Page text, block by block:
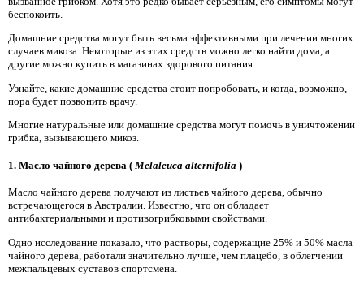
беспокоить.
Домашние средства могут быть весьма эффективными при лечении многих
случаев микоза. Некоторые из этих средств можно легко найти дома, а
другие можно купить в магазинах здорового питания.
Узнайте, какие домашние средства стоит попробовать, и когда, возможно,
пора будет позвонить врачу.
Многие натуральные или домашние средства могут помочь в уничтожении
грибка, вызывающего микоз.
1. Масло чайного дерева ( Melaleuca alternifolia )
Масло чайного дерева получают из листьев чайного дерева, обычно
встречающегося в Австралии. Известно, что он обладает
антибактериальными и противогрибковыми свойствами.
Одно исследование показало, что растворы, содержащие 25% и 50% масла
чайного дерева, работали значительно лучше, чем плацебо, в облегчении
межпальцевых суставов спортсмена.